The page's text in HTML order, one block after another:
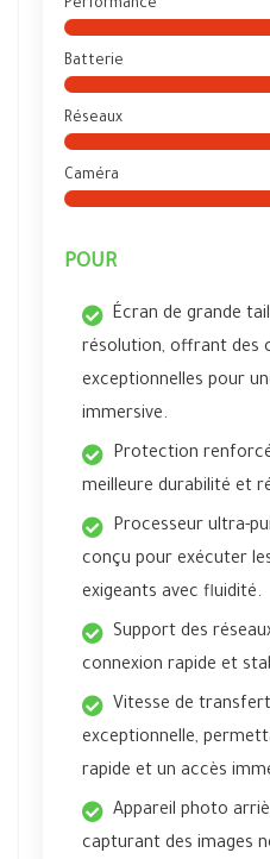
Performance
Batterie
Réseaux
Caméra
POUR
Écran de grande
résolution, offrant des
exceptionnelles pour
immersive.
Protection
meilleure durabilité et
Processeur ultra-
conçu pour exécuter
exigeants avec fluidité.
Support des
connexion rapide et
Vitesse de
exceptionnelle,
rapide et un accès
Appareil photo
capturant des images